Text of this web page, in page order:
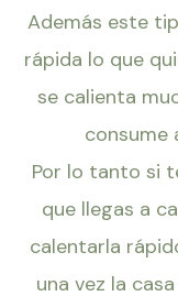
Además este
rápida lo que
se calienta
consume
Por lo tanto si
que llegas a
calentarla
una vez la